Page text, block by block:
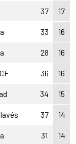
37 17
33 16
28 16
36 16
34 15
37 14
31 14